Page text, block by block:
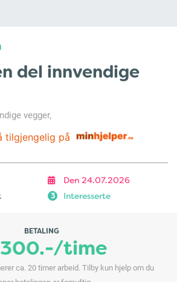
del innvendige
vegger,
tilgjengelig på
Den 24.07.2026
3 Interesserte
BETALING
time
ca. 20 timer arbeid. Tilby kun hjelp om du